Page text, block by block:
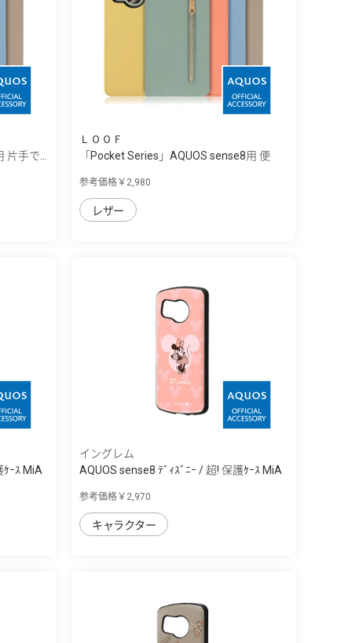
手で...
ＬＯＯＦ
「Pocket Series」AQUOS sense8用 便
参考価格￥2,980
レザー
ｹｰｽ MiA
イングレム
AQUOS sense8 ﾃﾞｨｽﾞﾆｰ / 超! 保護ｹｰｽ MiA
参考価格￥2,970
キャラクター